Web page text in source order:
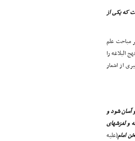
که یکى از
مباحث علم
البلاغه را
از اشعار
آسان شود و
و لغزشهاى
امام(علیه